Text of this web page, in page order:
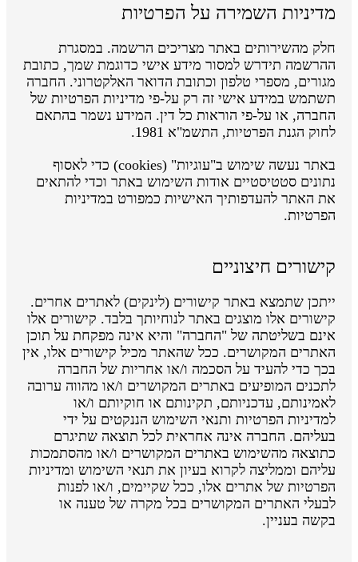
מדיניות השמירה על הפרטיות
חלק מהשירותים באתר מצריכים הרשמה. במסגרת
ההרשמה תידרש למסור מידע אישי כדוגמת שמך, כתובת
מגורים, מספרי טלפון וכתובת הדואר האלקטרוני. החברה
תשתמש במידע אישי זה רק על-פי מדיניות הפרטיות של
החברה, או על-פי הוראות כל דין. המידע נשמר בהתאם
לחוק הגנת הפרטיות, התשמ"א 1981.
באתר נעשה שימוש ב"עוגיות" (cookies) כדי לאסוף
נתונים סטטיסטיים אודות השימוש באתר וכדי להתאים
את האתר להעדפותיך האישיות כמפורט במדיניות
הפרטיות.
קישורים חיצוניים
ייתכן שתמצא באתר קישורים (לינקים) לאתרים אחרים.
קישורים אלו מוצגים באתר לנוחיותך בלבד. קישורים אלו
אינם בשליטתה של "החברה" והיא אינה מפקחת על תוכן
האתרים המקושרים. ככל שהאתר מכיל קישורים אלו, אין
בכך כדי להעיד על הסכמה ו/או אחריות של החברה
לתכנים המופיעים באתרים המקושרים ו/או מהווה ערובה
לאמינותם, עדכניותם, תקינותם או חוקיותם ו/או
למדיניות הפרטיות ותנאי השימוש הננקטים על ידי
בעליהם. החברה אינה אחראית לכל תוצאה שתיגרם
כתוצאה מהשימוש באתרים המקושרים ו/או מהסתמכות
עליהם וממליצה לקרוא בעיון את תנאי השימוש ומדיניות
הפרטיות של אתרים אלו, ככל שקיימים, ו/או לפנות
לבעלי האתרים המקושרים בכל מקרה של טענה או
בקשה בעניין.